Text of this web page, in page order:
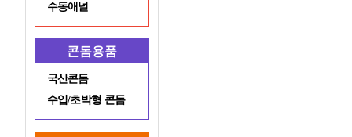
수동애널
콘돔용품
국산콘돔
수입/초박형 콘돔